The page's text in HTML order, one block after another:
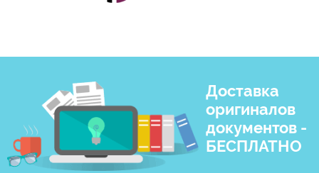
Доставка
оригиналов
документов -
БЕСПЛАТНО